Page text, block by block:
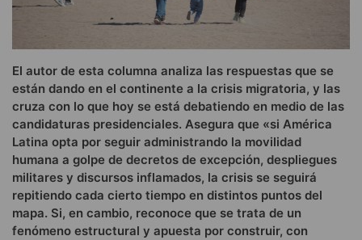
El autor de esta columna analiza las respuestas que se
están dando en el continente a la crisis migratoria, y las
cruza con lo que hoy se está debatiendo en medio de las
candidaturas presidenciales. Asegura que «si América
Latina opta por seguir administrando la movilidad
humana a golpe de decretos de excepción, despliegues
militares y discursos inflamados, la crisis se seguirá
repitiendo cada cierto tiempo en distintos puntos del
mapa. Si, en cambio, reconoce que se trata de un
fenómeno estructural y apuesta por construir, con